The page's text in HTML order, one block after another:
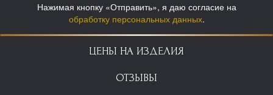
Нажимая кнопку «Отправить», я даю согласие на
обработку персональных данных.
ЦЕНЫ НА ИЗДЕЛИЯ
ОТЗЫВЫ